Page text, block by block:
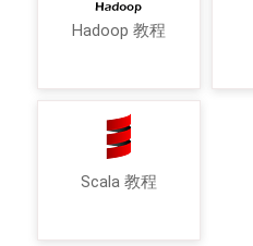
Hadoop 教程
Scala 教程